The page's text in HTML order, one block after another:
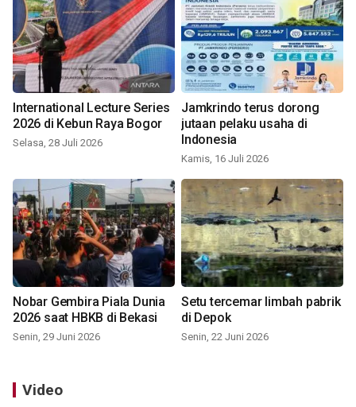
International Lecture Series
2026 di Kebun Raya Bogor
Selasa, 28 Juli 2026
Jamkrindo terus dorong
jutaan pelaku usaha di
Indonesia
Kamis, 16 Juli 2026
Nobar Gembira Piala Dunia
2026 saat HBKB di Bekasi
Senin, 29 Juni 2026
Setu tercemar limbah pabrik
di Depok
Senin, 22 Juni 2026
Video